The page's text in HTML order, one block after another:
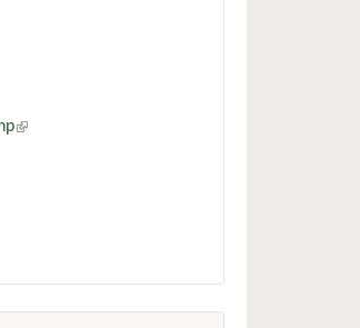
(külső hivatkozás)